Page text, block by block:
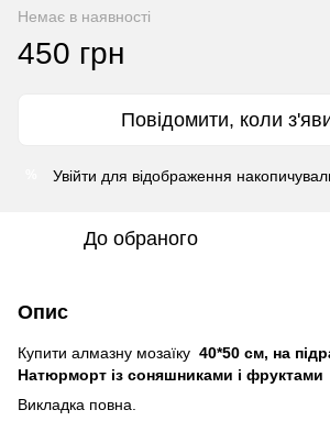
Немає в наявності
450 грн
Повідомити, коли
Увійти для відображення
До обраного
Опис
Купити алмазну мозаїку 40*50 см, на
Натюрморт із соняшниками і фруктами
Викладка повна.